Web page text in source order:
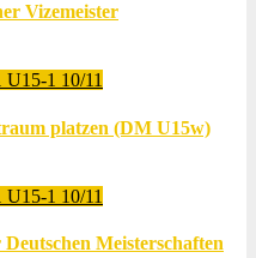
Vizemeister
U15-1 10/11
platzen (DM U15w)
U15-1 10/11
Meisterschaften